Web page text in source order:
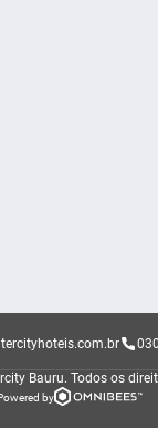
Bauru. Todos os
by